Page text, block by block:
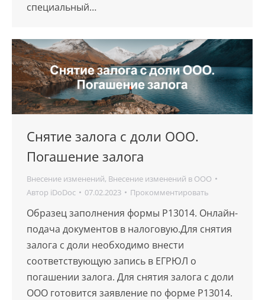
специальный…
Снятие залога с доли ООО.
Погашение залога
Внесение изменений, Внесение изменений в ООО
Автор iDoDoc 07.02.2023 Прокомментировать
Образец заполнения формы Р13014. Онлайн-
подача документов в налоговую.Для снятия
залога с доли необходимо внести
соответствующую запись в ЕГРЮЛ о
погашении залога. Для снятия залога с доли
ООО готовится заявление по форме Р13014.